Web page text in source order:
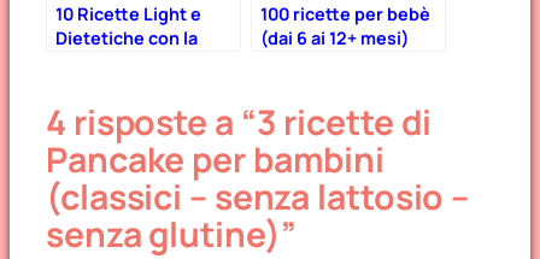
10 Ricette Light e
Dietetiche con la
Bambini
100 ricette per bebè
(dai 6 ai 12+ mesi)
4 risposte a “3 ricette di
Pancake per bambini
(classici – senza lattosio –
senza glutine)”